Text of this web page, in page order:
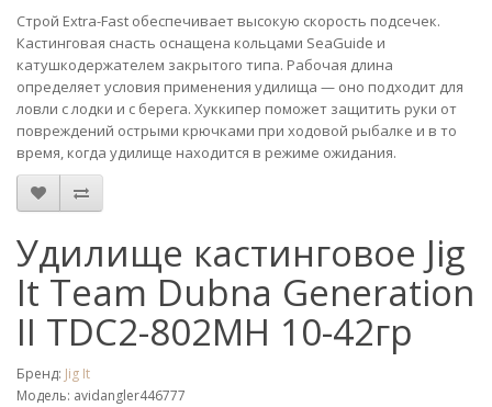
Строй Extra-Fast обеспечивает высокую скорость подсечек.
Кастинговая снасть оснащена кольцами SeaGuide и
катушкодержателем закрытого типа. Рабочая длина
определяет условия применения удилища — оно подходит для
ловли с лодки и с берега. Хуккипер поможет защитить руки от
повреждений острыми крючками при ходовой рыбалке и в то
время, когда удилище находится в режиме ожидания.
Удилище кастинговое Jig
It Team Dubna Generation
II TDC2-802MH 10-42гр
Бренд: Jig It
Модель: avidangler446777